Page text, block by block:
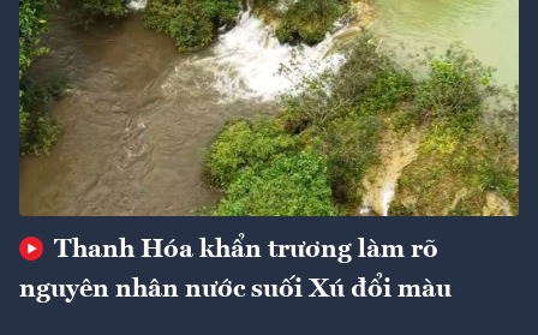
Thanh Hóa khẩn trương làm rõ
nguyên nhân nước suối Xú đổi màu